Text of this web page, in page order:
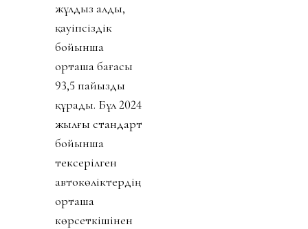
жұлдыз алды,
қауіпсіздік
бойынша
орташа бағасы
93,5 пайызды
құрады. Бұл 2024
жылғы стандарт
бойынша
тексерілген
автокөліктердің
орташа
көрсеткішінен